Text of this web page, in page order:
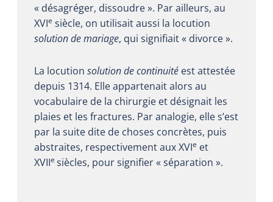
« désagréger, dissoudre ». Par ailleurs, au
XVIe siècle, on utilisait aussi la locution
solution de mariage, qui signifiait « divorce ».
La locution solution de continuité est attestée
depuis 1314. Elle appartenait alors au
vocabulaire de la chirurgie et désignait les
plaies et les fractures. Par analogie, elle s’est
par la suite dite de choses concrètes, puis
abstraites, respectivement aux XVIe et
XVIIe siècles, pour signifier « séparation ».